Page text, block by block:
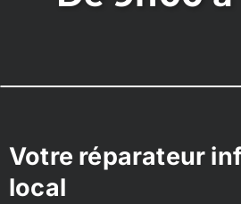
Votre réparateur
local